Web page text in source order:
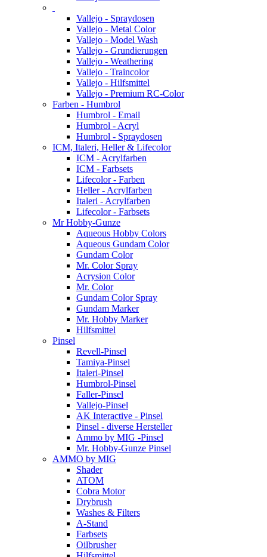
Vallejo - Spraydosen
Vallejo - Metal Color
Vallejo - Model Wash
Vallejo - Grundierungen
Vallejo - Weathering
Vallejo - Traincolor
Vallejo - Hilfsmittel
Vallejo - Premium RC-Color
Farben - Humbrol
Humbrol - Email
Humbrol - Acryl
Humbrol - Spraydosen
ICM, Italeri, Heller & Lifecolor
ICM - Acrylfarben
ICM - Farbsets
Lifecolor - Farben
Heller - Acrylfarben
Italeri - Acrylfarben
Lifecolor - Farbsets
Mr Hobby-Gunze
Aqueous Hobby Colors
Aqueous Gundam Color
Gundam Color
Mr. Color Spray
Acrysion Color
Mr. Color
Gundam Color Spray
Gundam Marker
Mr. Hobby Marker
Hilfsmittel
Pinsel
Revell-Pinsel
Tamiya-Pinsel
Italeri-Pinsel
Humbrol-Pinsel
Faller-Pinsel
Vallejo-Pinsel
AK Interactive - Pinsel
Pinsel - diverse Hersteller
Ammo by MIG -Pinsel
Mr. Hobby-Gunze Pinsel
AMMO by MIG
Shader
ATOM
Cobra Motor
Drybrush
Washes & Filters
A-Stand
Farbsets
Oilbrusher